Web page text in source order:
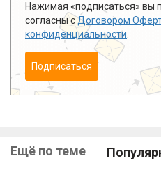
Нажимая «подписаться» вы
согласны сДоговором
конфиденциальности
Подписаться
Ещё по теме